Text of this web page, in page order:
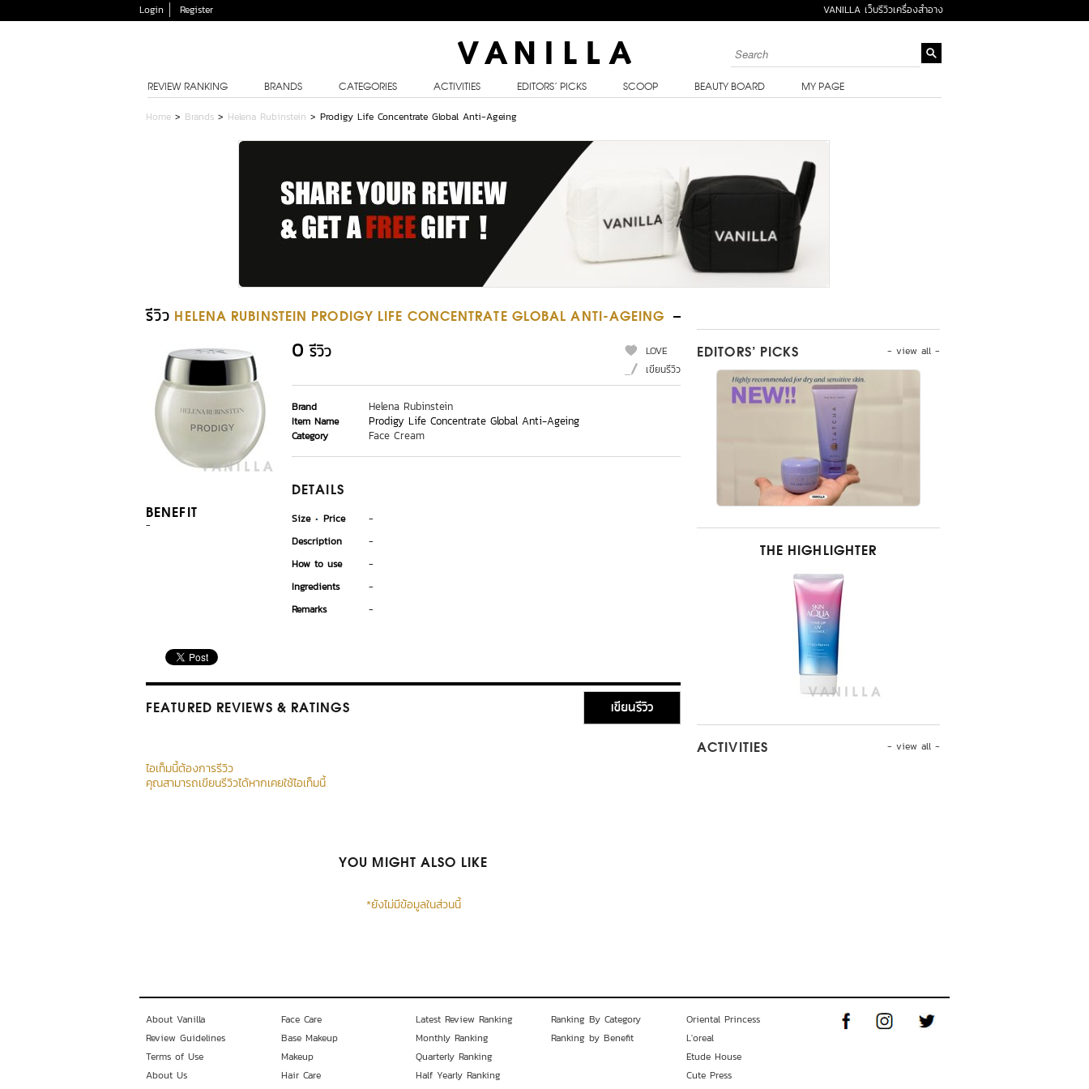
Login Register VANILLA เว็บรีวิวเครื่องสำอาง
REVIEW RANKING BRANDS CATEGORIES ACTIVITIES EDITORS’ PICKS SCOOP BEAUTY BOARD MY PAGE
Home > Brands > Helena Rubinstein > Prodigy Life Concentrate Global Anti-Ageing
รีวิว HELENA RUBINSTEIN PRODIGY LIFE CONCENTRATE GLOBAL ANTI-AGEING
BENEFIT
-
0 รีวิว
LOVE
เขียนรีวิว
Brand Helena Rubinstein
Item Name Prodigy Life Concentrate Global Anti-Ageing
Category Face Cream
DETAILS
Size Price
-
Description
-
How to use
-
Ingredients
-
Remarks
-
FEATURED REVIEWS & RATINGS เขียนรีวิว
ไอเท็มนี้ต้องการรีวิว
คุณสามารถเขียนรีวิวได้หากเคยใช้ไอเท็มนี้
YOU MIGHT ALSO LIKE
*ยังไม่มีข้อมูลในส่วนนี้
- view all -
EDITORS’ PICKS
THE HIGHLIGHTER
- view all -
ACTIVITIES
About Vanilla
Review Guidelines
Terms of Use
About Us
Face Care
Base Makeup
Makeup
Hair Care
Latest Review Ranking
Monthly Ranking
Quarterly Ranking
Half Yearly Ranking
Ranking By Category
Ranking by Benefit
Oriental Princess
L'oreal
Etude House
Cute Press